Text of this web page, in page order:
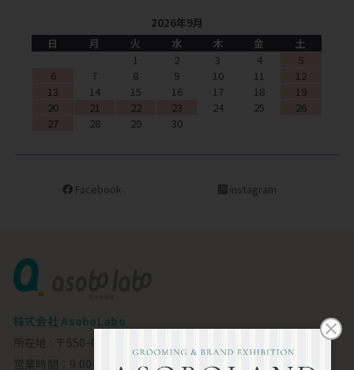
2026年9月
日
月 火 水 木 金
土
1
2 3 4
5
6
7 8 9 10 11
12
13
14 15 16 17 18
19
20
21 22 23 24 25
26
27
28 29 30
Facebook instagram
株式会社 AsoboLabo
所在地 : 〒550-0002 大阪市西区江戸堀1-23-11 6F
営業時間：9:00～18:00